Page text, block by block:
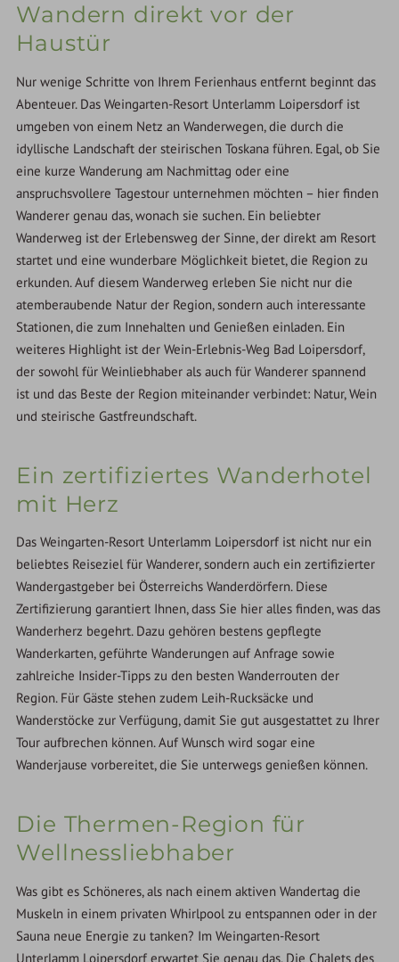
Wandern direkt vor der
Haustür
Nur wenige Schritte von Ihrem Ferienhaus entfernt beginnt das
Abenteuer. Das Weingarten-Resort Unterlamm Loipersdorf ist
umgeben von einem Netz an Wanderwegen, die durch die
idyllische Landschaft der steirischen Toskana führen. Egal, ob Sie
eine kurze Wanderung am Nachmittag oder eine
anspruchsvollere Tagestour unternehmen möchten – hier finden
Wanderer genau das, wonach sie suchen. Ein beliebter
Wanderweg ist der Erlebensweg der Sinne, der direkt am Resort
startet und eine wunderbare Möglichkeit bietet, die Region zu
erkunden. Auf diesem Wanderweg erleben Sie nicht nur die
atemberaubende Natur der Region, sondern auch interessante
Stationen, die zum Innehalten und Genießen einladen. Ein
weiteres Highlight ist der Wein-Erlebnis-Weg Bad Loipersdorf,
der sowohl für Weinliebhaber als auch für Wanderer spannend
ist und das Beste der Region miteinander verbindet: Natur, Wein
und steirische Gastfreundschaft.
Ein zertifiziertes Wanderhotel
mit Herz
Das Weingarten-Resort Unterlamm Loipersdorf ist nicht nur ein
beliebtes Reiseziel für Wanderer, sondern auch ein zertifizierter
Wandergastgeber bei Österreichs Wanderdörfern. Diese
Zertifizierung garantiert Ihnen, dass Sie hier alles finden, was das
Wanderherz begehrt. Dazu gehören bestens gepflegte
Wanderkarten, geführte Wanderungen auf Anfrage sowie
zahlreiche Insider-Tipps zu den besten Wanderrouten der
Region. Für Gäste stehen zudem Leih-Rucksäcke und
Wanderstöcke zur Verfügung, damit Sie gut ausgestattet zu Ihrer
Tour aufbrechen können. Auf Wunsch wird sogar eine
Wanderjause vorbereitet, die Sie unterwegs genießen können.
Die Thermen-Region für
Wellnessliebhaber
Was gibt es Schöneres, als nach einem aktiven Wandertag die
Muskeln in einem privaten Whirlpool zu entspannen oder in der
Sauna neue Energie zu tanken? Im Weingarten-Resort
Unterlamm Loipersdorf erwartet Sie genau das. Die Chalets des